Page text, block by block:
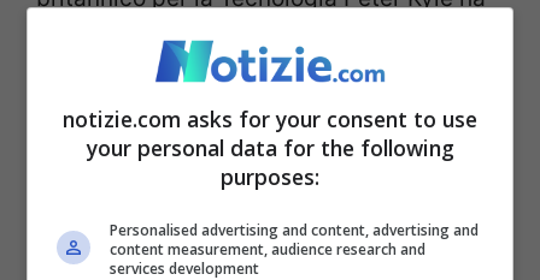
dichiarato che il governo sta valutando i
rischi per la sicurezza nazionale legati a
DeepSeek. “Il Regno Unito – ha detto Kyle –
dispone di un sistema di intelligence e
rassicurare i cittadini che analizziamo ogni
notizie.com asks for your consent to use
your personal data for the following
purposes:
Personalised advertising and content, advertising and
content measurement, audience research and
services development